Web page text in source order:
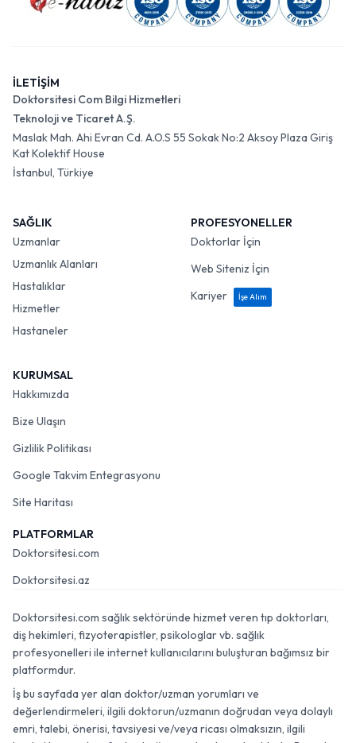
İLETİŞİM
Doktorsitesi Com Bilgi Hizmetleri
Teknoloji ve Ticaret A.Ş.
Maslak Mah. Ahi Evran Cd. A.O.S 55 Sokak No:2 Aksoy Plaza Giriş
Kat Kolektif House
İstanbul, Türkiye
SAĞLIK
Uzmanlar
Uzmanlık Alanları
Hastalıklar
Hizmetler
Hastaneler
PROFESYONELLER
Doktorlar İçin
Web Siteniz İçin
Kariyer
İşe Alım
KURUMSAL
Hakkımızda
Bize Ulaşın
Gizlilik Politikası
Google Takvim Entegrasyonu
Site Haritası
PLATFORMLAR
Doktorsitesi.com
Doktorsitesi.az
Doktorsitesi.com sağlık sektöründe hizmet veren tıp doktorları,
diş hekimleri, fizyoterapistler, psikologlar vb. sağlık
profesyonelleri ile internet kullanıcılarını buluşturan bağımsız bir
platformdur.
İş bu sayfada yer alan doktor/uzman yorumları ve
değerlendirmeleri, ilgili doktorun/uzmanın doğrudan veya dolaylı
emri, talebi, önerisi, tavsiyesi ve/veya ricası olmaksızın, ilgili